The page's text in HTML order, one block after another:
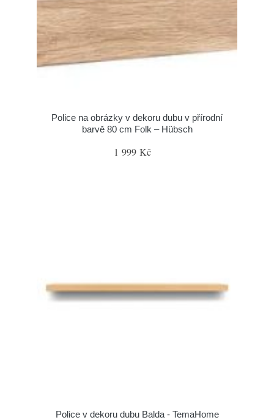
Police na obrázky v dekoru dubu v přírodní
barvě 80 cm Folk – Hübsch
1 999 Kč
Police v dekoru dubu Balda - TemaHome